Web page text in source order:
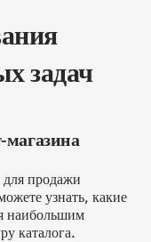
задач
продажи
узнать, какие
наибольшим
каталога.